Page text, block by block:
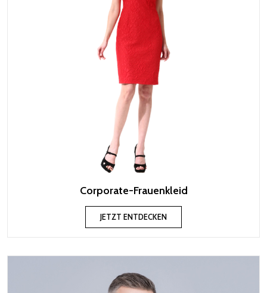
Corporate-Frauenkleid
JETZT ENTDECKEN